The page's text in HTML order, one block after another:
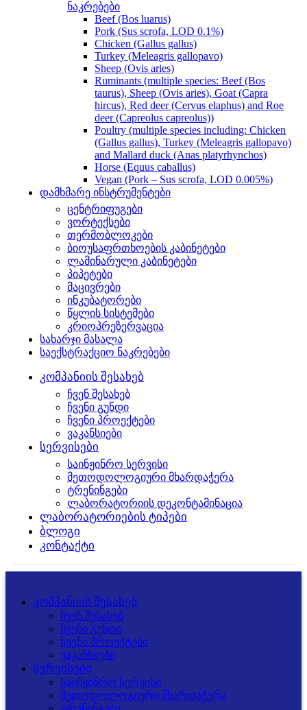
ნაკრებები
Beef (Bos luarus)
Pork (Sus scrofa, LOD 0.1%)
Chicken (Gallus gallus)
Turkey (Meleagris gallopavo)
Sheep (Ovis aries)
Ruminants (multiple species: Beef (Bos
taurus), Sheep (Ovis aries), Goat (Capra
hircus), Red deer (Cervus elaphus) and Roe
deer (Capreolus capreolus))
Poultry (multiple species including: Chicken
(Gallus gallus), Turkey (Meleagris gallopavo)
and Mallard duck (Anas platyrhynchos)
Horse (Equus caballus)
Vegan (Pork – Sus scrofa, LOD 0.005%)
დამხმარე ინსტრუმენტები
ცენტრიფუგები
ვორტექსები
თერმობლოკები
ბიოუსაფრთხოების კაბინეტები
ლამინარული კაბინეტები
პიპეტები
მაცივრები
ინკუბატორები
წყლის სისტემები
კრიოპრეზერვაცია
სახარჯი მასალა
საექსტრაქციო ნაკრებები
კომპანიის შესახებ
ჩვენ შესახებ
ჩვენი გუნდი
ჩვენი პროექტები
ვაკანსიები
სერვისები
საინჟინრო სერვისი
მეთოდოლოგიური მხარდაჭერა
ტრენინგები
ლაბორატორიის დეკონტამინაცია
ლაბორატორიების ტიპები
ბლოგი
კონტაქტი
კომპანიის შესახებ
ჩვენ შესახებ
ჩვენი გუნდი
ჩვენი პროექტები
ვაკანსიები
სერვისები
საინჟინრო სერვისი
მეთოდოლოგიური მხარდაჭერა